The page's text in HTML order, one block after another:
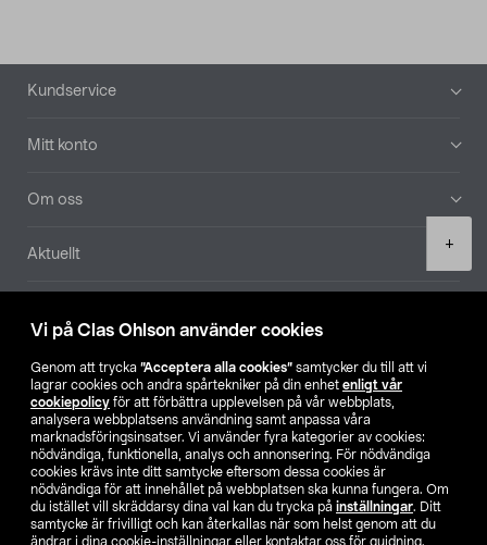
Vi på Clas Ohlson använder cookies
Genom att trycka ”Acceptera alla cookies” samtycker du till att vi
lagrar cookies och andra spårtekniker på din enhet enligt vår
cookiepolicy för att förbättra upplevelsen på vår webbplats,
analysera webbplatsens användning samt anpassa våra
marknadsföringsinsatser. Vi använder fyra kategorier av cookies:
nödvändiga, funktionella, analys och annonsering. För nödvändiga
cookies krävs inte ditt samtycke eftersom dessa cookies är
nödvändiga för att innehållet på webbplatsen ska kunna fungera. Om
du istället vill skräddarsy dina val kan du trycka på inställningar. Ditt
samtycke är frivilligt och kan återkallas när som helst genom att du
ändrar i dina cookie-inställningar eller kontaktar oss för guidning.
+
Sidfot
Kundservice
Mitt konto
Om oss
Aktuellt
Hitta butik
SE NO FI